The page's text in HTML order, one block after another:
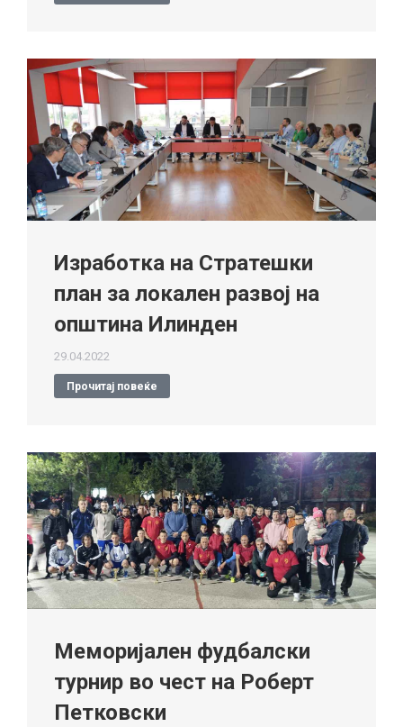
Изработка на Стратешки
план за локален развој на
општина Илинден
29.04.2022
Прочитај повеќе
Меморијален фудбалски
турнир во чест на Роберт
Петковски